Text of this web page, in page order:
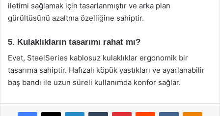
iletimi sağlamak için tasarlanmıştır ve arka plan
gürültüsünü azaltma özelliğine sahiptir.
5. Kulaklıkların tasarımı rahat mı?
Evet, SteelSeries kablosuz kulaklıklar ergonomik bir
tasarıma sahiptir. Hafızalı köpük yastıkları ve ayarlanabilir
baş bandı ile uzun süreli kullanımda konfor sağlar.
Facebook
X LinkedInTumblr PinterestReddit VKontakte